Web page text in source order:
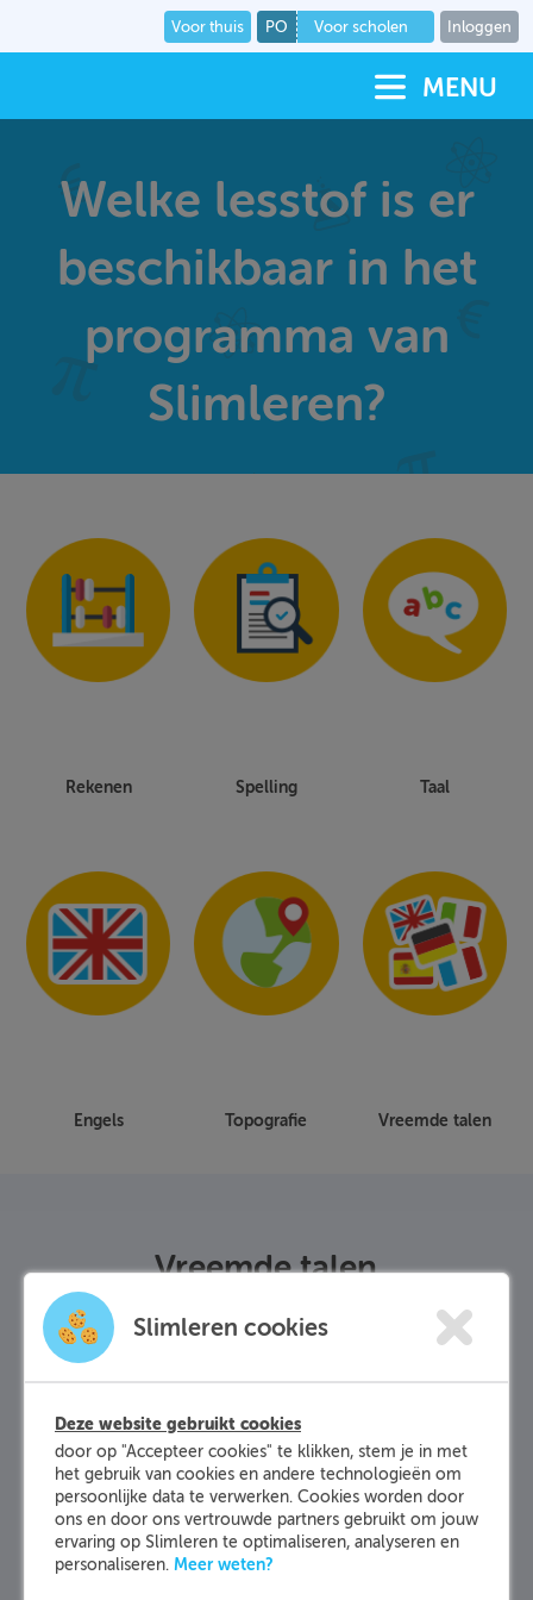
Voor thuis PO Voor scholen Inloggen
MENU
Welke lesstof is er
beschikbaar in het
programma van
Slimleren?
Rekenen Spelling Taal
Engels Topografie Vreemde talen
Vreemde talen
Met Slimleren kun je het vak vreemde talen
uit 213 leerdoelen en is ontwikkeld voor de
groepen 5 t/m 8. De leerdoelen zijn logisch
ingedeeld in domeinen en subdomeinen voor
iedere groep.
Slimleren cookies
Deze website gebruikt cookies
door op "Accepteer cookies" te klikken, stem je in met
het gebruik van cookies en andere technologieën om
persoonlijke data te verwerken. Cookies worden door
ons en door ons vertrouwde partners gebruikt om jouw
ervaring op Slimleren te optimaliseren, analyseren en
personaliseren. Meer weten?